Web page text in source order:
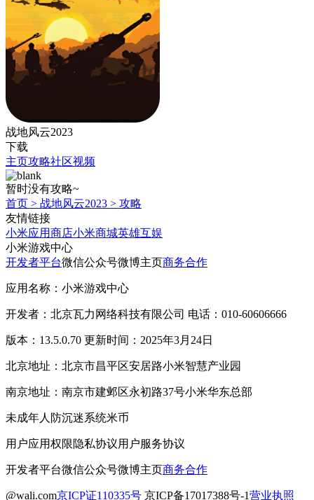
战地风云2023
下载
主页攻略社区视频
暂时没有攻略~
首页 > 战地风云2023 > 攻略
友情链接
小米应用商店小米商城英雄互娱
小米游戏中心
开发者平台微信公众号微博主页商务合作
应用名称：小米游戏中心
开发者：北京瓦力网络科技有限公司 电话：010-60606666
版本：13.5.0.70 更新时间：2025年3月24日
北京地址：北京市昌平区安居路小米智慧产业园
南京地址：南京市建邺区永初路37号小米华东总部
未成年人防沉迷系统米币
用户应用权限隐私协议用户服务协议
开发者平台微信公众号微博主页商务合作
@wali.com京ICP证110335号 京ICP备17017388号-1营业执照